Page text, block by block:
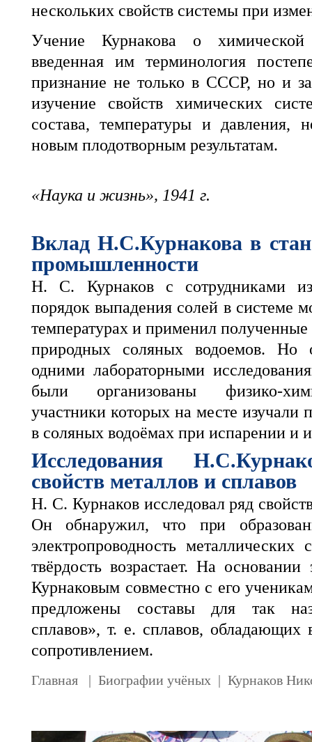
нескольких свойств системы при
Учение Курнакова о
введенная им терминология
признание не только в СССР, но и
изучение свойств химических
состава, температуры и давления,
новым плодотворным результатам.
«Наука и жизнь», 1941 г.
Вклад Н.С.Курнакова в
промышленности
Н. С. Курнаков с сотрудниками
порядок выпадения солей в системе
температурах и применил
природных соляных водоемов. Но
одними лабораторными
были организованы физико-
участники которых на месте изучали
в соляных водоёмах при испарении и
Исследования
свойств металлов и сплавов
Н. С. Курнаков исследовал ряд
Он обнаружил, что при
электропроводность металлических
твёрдость возрастает. На
Курнаковым совместно с его
предложены составы для так
сплавов», т. е. сплавов, обладающих
сопротивлением.
Главная | Биографии учёных | Курнаков